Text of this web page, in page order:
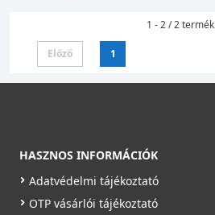
1 - 2 / 2 termék
Előző 1
HASZNOS INFORMÁCIÓK
Adatvédelmi tájékoztató
OTP vásárlói tájékoztató